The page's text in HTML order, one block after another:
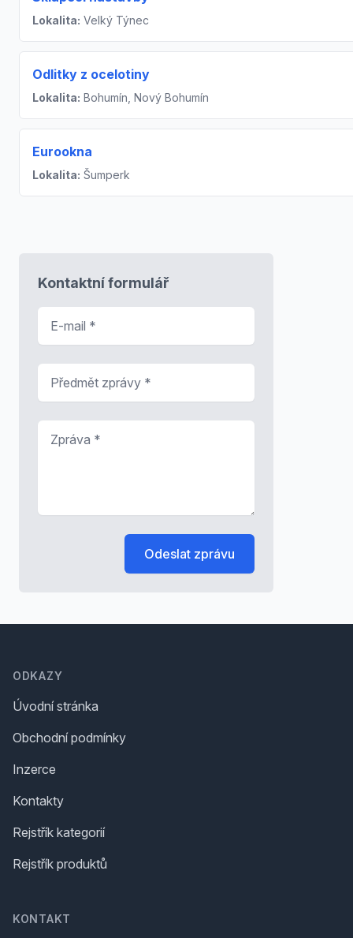
Lokalita: Velký Týnec
Odlitky z ocelotiny
Lokalita: Bohumín, Nový Bohumín
Eurookna
Lokalita: Šumperk
Kontaktní formulář
Odeslat zprávu
ODKAZY
Úvodní stránka
Obchodní podmínky
Inzerce
Kontakty
Rejstřík kategorií
Rejstřík produktů
KONTAKT